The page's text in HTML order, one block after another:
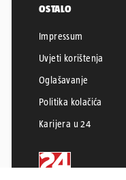
OSTALO
Impressum
Uvjeti korištenja
Oglašavanje
Politika kolačića
Karijera u 24